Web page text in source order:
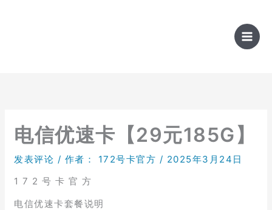
电信优速卡【29元185G】
发表评论 / 作者： 172号卡官方 / 2025年3月24日
1 7 2 号 卡 官 方
电信优速卡套餐说明